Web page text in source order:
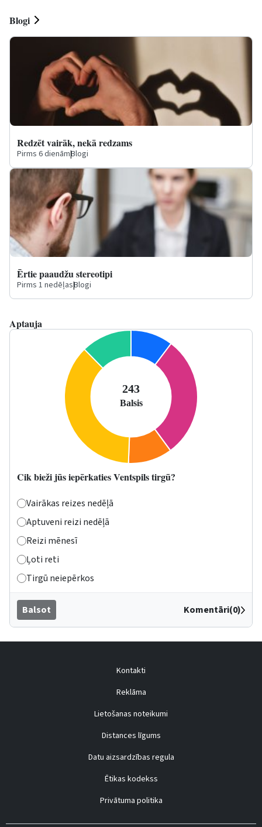
Blogi
Redzēt vairāk, nekā redzams
Pirms 6 dienām|Blogi
Ērtie paaudžu stereotipi
Pirms 1 nedēļas|Blogi
Aptauja
Cik bieži jūs iepērkaties Ventspils tirgū?
Vairākas reizes nedēļā
Aptuveni reizi nedēļā
Reizi mēnesī
Ļoti reti
Tirgū neiepērkos
Balsot Komentāri(0)
Kontakti
Reklāma
Lietošanas noteikumi
Distances līgums
Datu aizsardzības regula
Ētikas kodekss
Privātuma politika